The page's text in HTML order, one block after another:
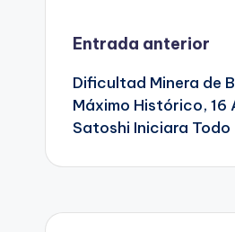
de
entradas
Entrada anterior
Dificultad Minera de
Máximo Histórico, 16
Satoshi Iniciara Todo